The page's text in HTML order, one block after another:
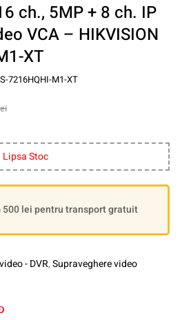
ch., 5MP + 8 ch. IP
VCA – HIKVISION
XT
7216HQHI-M1-XT
Lipsa Stoc
500 lei pentru transport gratuit
- DVR,Supraveghere video
Pinterest